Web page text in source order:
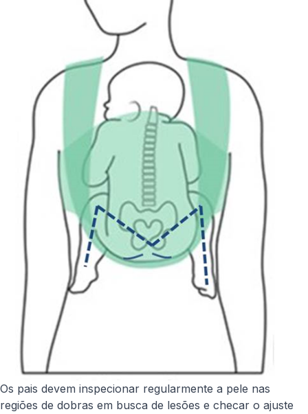
Os pais devem inspecionar regularmente a pele nas
regiões de dobras em busca de lesões e checar o ajuste